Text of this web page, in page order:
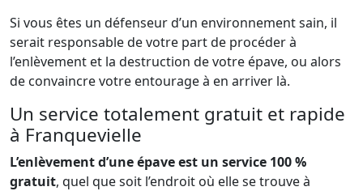
Si vous êtes un défenseur d’un environnement sain, il
serait responsable de votre part de procéder à
l’enlèvement et la destruction de votre épave, ou alors
de convaincre votre entourage à en arriver là.
Un service totalement gratuit et rapide
à Franquevielle
L’enlèvement d’une épave est un service 100 %
gratuit, quel que soit l’endroit où elle se trouve à